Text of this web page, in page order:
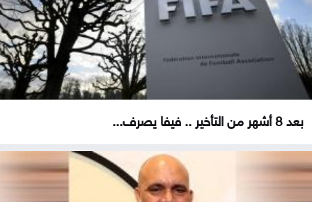
بعد 8 أشهر من التأخير .. فيفا يصرف...